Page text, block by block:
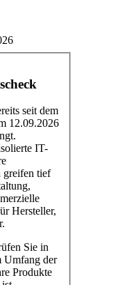
seit dem
12.09.2026
IT-
greifen tief
Hersteller,
Sie in
Umfang der
Produkte